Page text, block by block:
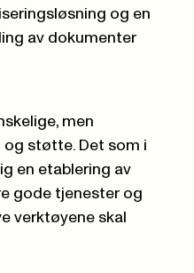
og en
av dokumenter
men
støtte. Det som i
en etablering av
gode tjenester og
verktøyene skal